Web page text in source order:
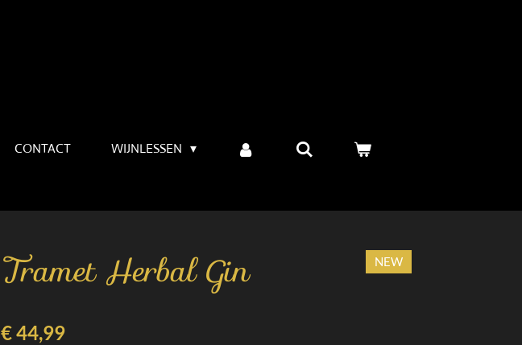
CONTACT WIJNLESSEN
Tramet Herbal Gin NEW
€ 44,99